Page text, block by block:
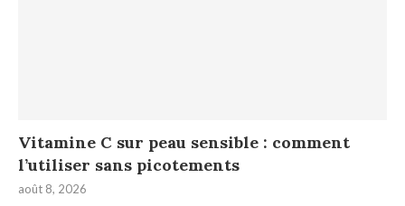
Vitamine C sur peau sensible : comment
l’utiliser sans picotements
août 8, 2026